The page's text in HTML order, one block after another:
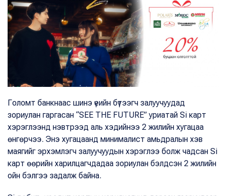
Голомт банкнаас шинэ үеийн бүтээгч залуучуудад
зориулан гаргасан “SEE THE FUTURE” уриатай Si карт
хэрэглээнд нэвтрээд аль хэдийнээ 2 жилийн хугацаа
өнгөрчээ. Энэ хугацаанд минималист амьдралын хэв
маягийг эрхэмлэгч залуучуудын хэрэглээ болж чадсан Si
карт өөрийн харилцагчдадаа зориулан бэлдсэн 2 жилийн
ойн бэлгээ задалж байна.